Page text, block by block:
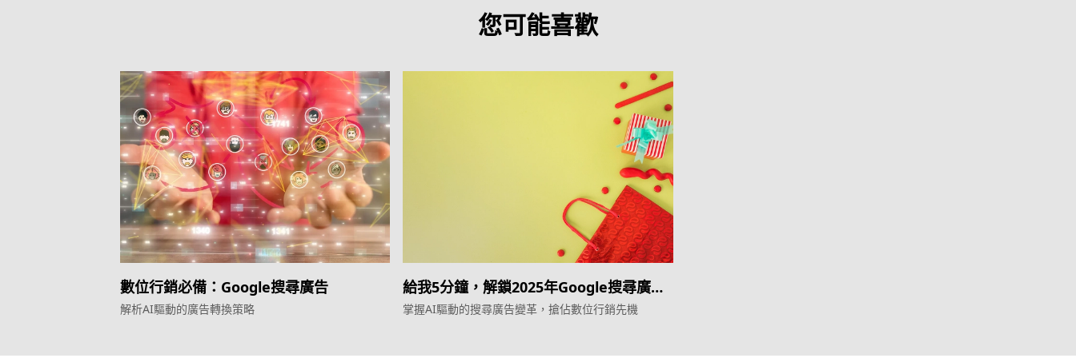
您可能喜歡
數位行銷必備：Google搜尋廣告
解析AI驅動的廣告轉換策略
給我5分鐘，解鎖2025年Google搜尋廣告
新趨勢
掌握AI驅動的搜尋廣告變革，搶佔數位行銷先機